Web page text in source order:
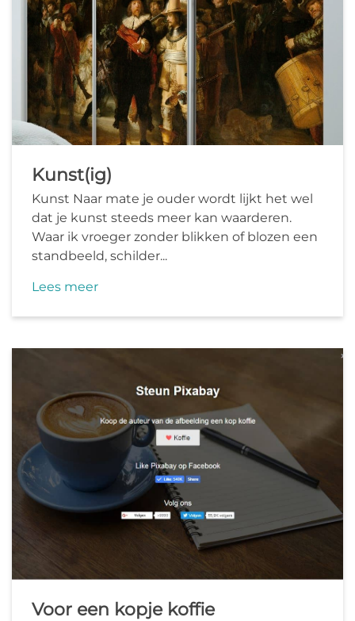
Kunst(ig)
Kunst Naar mate je ouder wordt lijkt het wel
dat je kunst steeds meer kan waarderen.
Waar ik vroeger zonder blikken of blozen een
standbeeld, schilder...
Lees meer
Voor een kopje koffie